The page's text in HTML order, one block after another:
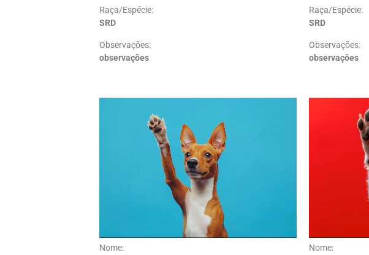
Raça/Espécie:
SRD
Observações:
observações
Raça/Espécie:
SRD
Observações:
observações
Nome:
Nome: